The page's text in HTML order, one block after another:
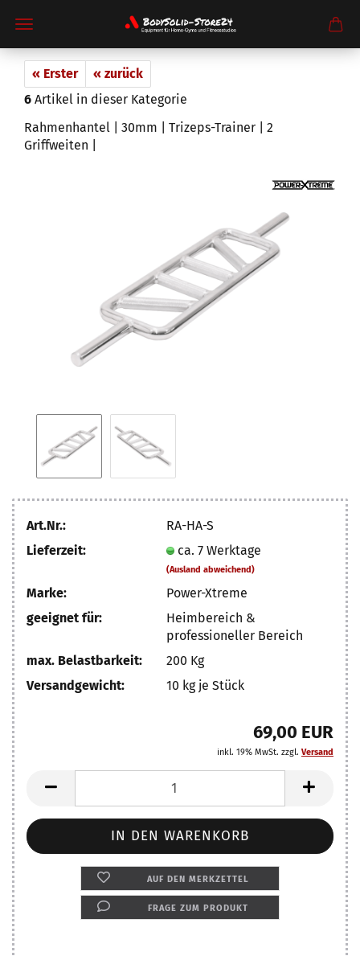
« Erster
« zurück
6 Artikel in dieser Kategorie
Rahmenhantel | 30mm | Trizeps-Trainer | 2
Griffweiten |
Art.Nr.:
RA-HA-S
Lieferzeit:
ca. 7 Werktage
(Ausland abweichend)
Marke:
Power-Xtreme
geeignet für:
Heimbereich &
professioneller Bereich
max. Belastbarkeit:
200 Kg
Versandgewicht:
10 kg je Stück
69,00 EUR
inkl. 19% MwSt. zzgl. Versand
AUF DEN MERKZETTEL
FRAGE ZUM PRODUKT